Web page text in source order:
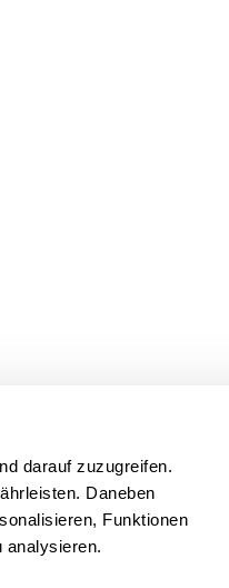
darauf zuzugreifen.
Daneben
Funktionen
analysieren.